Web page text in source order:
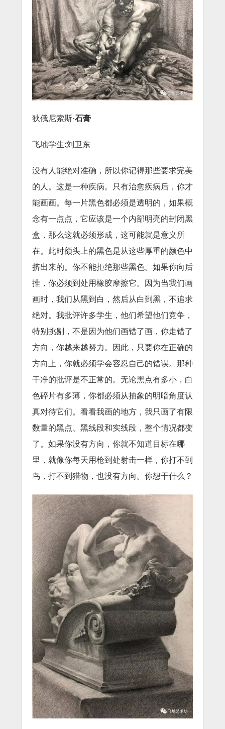
狄俄尼索斯·石膏
飞地学生:刘卫东
没有人能绝对准确，所以你记得那些要求完美
的人。这是一种疾病。只有治愈疾病后，你才
能画画。每一片黑色都必须是透明的，如果概
念有一点点，它应该是一个内部明亮的封闭黑
盒，那么这就必须形成，这可能就是意义所
在。此时额头上的黑色是从这些厚重的颜色中
挤出来的。你不能拒绝那些黑色。如果你向后
推，你必须到处用橡胶摩擦它。因为当我们画
画时，我们从黑到白，然后从白到黑，不追求
绝对。我批评许多学生，他们希望他们竞争，
特别挑剔，不是因为他们画错了画，你走错了
方向，你越来越努力。因此，只要你在正确的
方向上，你就必须学会容忍自己的错误。那种
干净的批评是不正常的。无论黑点有多小，白
色碎片有多薄，你都必须从抽象的明暗角度认
真对待它们。看看我画的地方，我只画了有限
数量的黑点、黑线段和实线段，整个情况都变
了。如果你没有方向，你就不知道目标在哪
里，就像你每天用枪到处射击一样，你打不到
鸟，打不到猎物，也没有方向。你想干什么？